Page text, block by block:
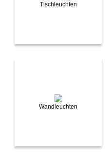
Tischleuchten
Wandleuchten